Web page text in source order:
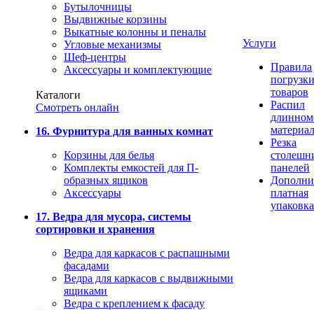
Бутылочницы
Выдвижные корзины
Выкатные колонны и пеналы
Угловые механизмы
Шеф-центры
Аксессуары и комплектующие
Каталоги
Смотреть онлайн
16. Фурнитура для ванных комнат
Корзины для белья
Комплекты емкостей для П-
образных ящиков
Аксессуары
17. Ведра для мусора, системы
сортировки и хранения
Ведра для каркасов с распашными
фасадами
Ведра для каркасов с выдвижными
ящиками
Ведра с креплением к фасаду
Услуги
Правила
погрузки
товаров
Распил
Резка
панелей
платная
упаковка